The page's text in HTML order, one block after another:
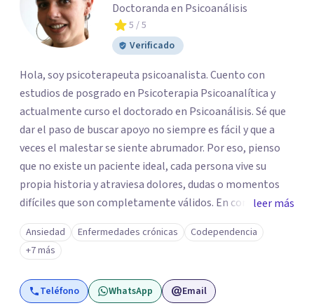
Doctoranda en Psicoanálisis
5 / 5
Verificado
Hola, soy psicoterapeuta psicoanalista. Cuento con
estudios de posgrado en Psicoterapia Psicoanalítica y
actualmente curso el doctorado en Psicoanálisis. Sé que
dar el paso de buscar apoyo no siempre es fácil y que a
veces el malestar se siente abrumador. Por eso, pienso
que no existe un paciente ideal, cada persona vive su
propia historia y atraviesa dolores, dudas o momentos
difíciles que son completamente válidos. En consulta, mi
intención es ofrecerte un espacio humano y seguro, en el
que sientas la confianza para expresarte y sentir. Nos
daremos el tiempo de ir recorriendo tu historia de vida,
identificando con calma de dónde viene aquello que hoy
pesa haciendo consciente el origen, tus emociones y
leer más
Ansiedad Enfermedades crónicas
Codependencia
+7 más
Teléfono WhatsApp Email